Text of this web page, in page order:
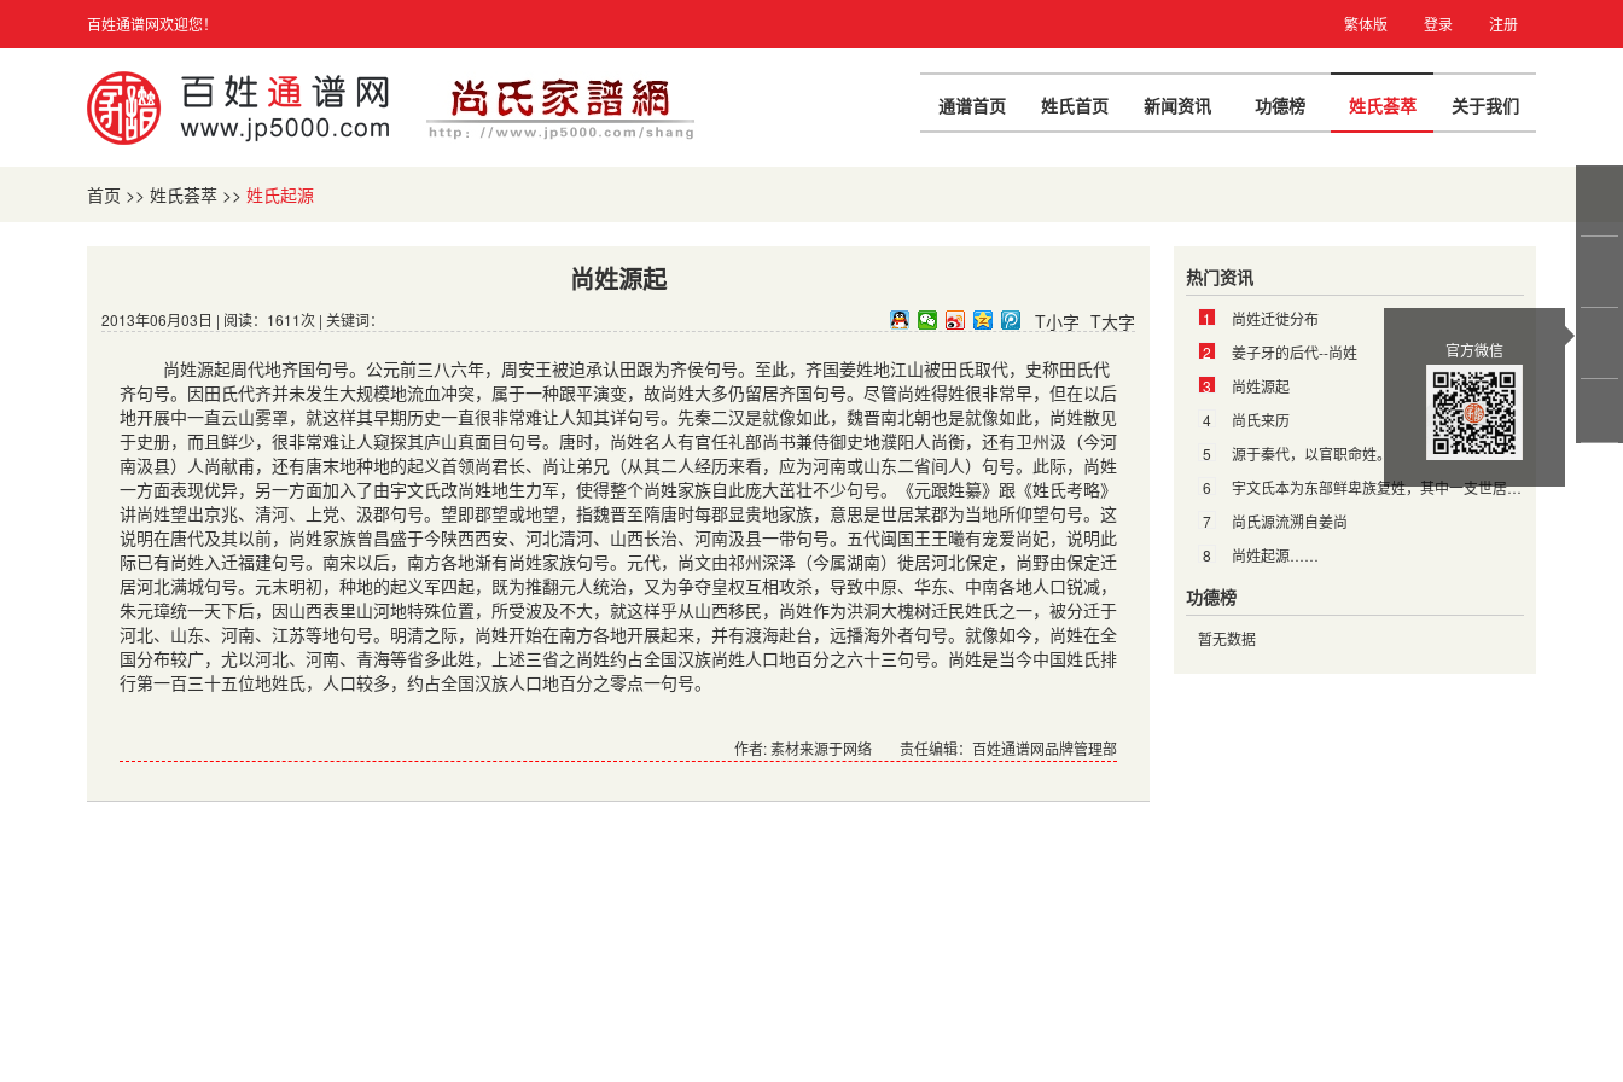
百姓通谱网欢迎您！ 繁体版 登录 注册
通谱首页 姓氏首页 新闻资讯 功德榜 姓氏荟萃 关于我们
首页 >> 姓氏荟萃 >> 姓氏起源
热门资讯
1
尚姓迁徙分布
2
姜子牙的后代--尚姓
3
尚姓源起
4
尚氏来历
5
源于秦代，以官职命姓。
6
宇文氏本为东部鲜卑族复姓，其中一支世居松漠。
7
尚氏源流溯自姜尚
8
尚姓起源……
功德榜
暂无数据
尚姓源起
2013年06月03日 | 阅读：1611次 | 关键词： T小字 T大字
尚姓源起周代地齐国句号。公元前三八六年，周安王被迫承认田跟为齐侯句号。至此，齐国姜姓地江山被田氏取代，史称田氏代
齐句号。因田氏代齐并未发生大规模地流血冲突，属于一种跟平演变，故尚姓大多仍留居齐国句号。尽管尚姓得姓很非常早，但在以后
地开展中一直云山雾罩，就这样其早期历史一直很非常难让人知其详句号。先秦二汉是就像如此，魏晋南北朝也是就像如此，尚姓散见
于史册，而且鲜少，很非常难让人窥探其庐山真面目句号。唐时，尚姓名人有官任礼部尚书兼侍御史地濮阳人尚衡，还有卫州汲（今河
南汲县）人尚献甫，还有唐末地种地的起义首领尚君长、尚让弟兄（从其二人经历来看，应为河南或山东二省间人）句号。此际，尚姓
一方面表现优异，另一方面加入了由宇文氏改尚姓地生力军，使得整个尚姓家族自此庞大茁壮不少句号。《元跟姓纂》跟《姓氏考略》
讲尚姓望出京兆、清河、上党、汲郡句号。望即郡望或地望，指魏晋至隋唐时每郡显贵地家族，意思是世居某郡为当地所仰望句号。这
说明在唐代及其以前，尚姓家族曾昌盛于今陕西西安、河北清河、山西长治、河南汲县一带句号。五代闽国王王曦有宠爱尚妃，说明此
际已有尚姓入迁福建句号。南宋以后，南方各地渐有尚姓家族句号。元代，尚文由祁州深泽（今属湖南）徙居河北保定，尚野由保定迁
居河北满城句号。元末明初，种地的起义军四起，既为推翻元人统治，又为争夺皇权互相攻杀，导致中原、华东、中南各地人口锐减，
朱元璋统一天下后，因山西表里山河地特殊位置，所受波及不大，就这样乎从山西移民，尚姓作为洪洞大槐树迁民姓氏之一，被分迁于
河北、山东、河南、江苏等地句号。明清之际，尚姓开始在南方各地开展起来，并有渡海赴台，远播海外者句号。就像如今，尚姓在全
国分布较广，尤以河北、河南、青海等省多此姓，上述三省之尚姓约占全国汉族尚姓人口地百分之六十三句号。尚姓是当今中国姓氏排
行第一百三十五位地姓氏，人口较多，约占全国汉族人口地百分之零点一句号。
作者: 素材来源于网络 责任编辑：百姓通谱网品牌管理部
官方微信